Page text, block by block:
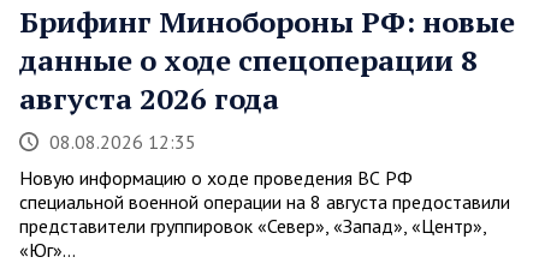
Брифинг Минобороны РФ: новые
данные о ходе спецоперации 8
августа 2026 года
08.08.2026 12:35
Новую информацию о ходе проведения ВС РФ
специальной военной операции на 8 августа предоставили
представители группировок «Север», «Запад», «Центр»,
«Юг»…